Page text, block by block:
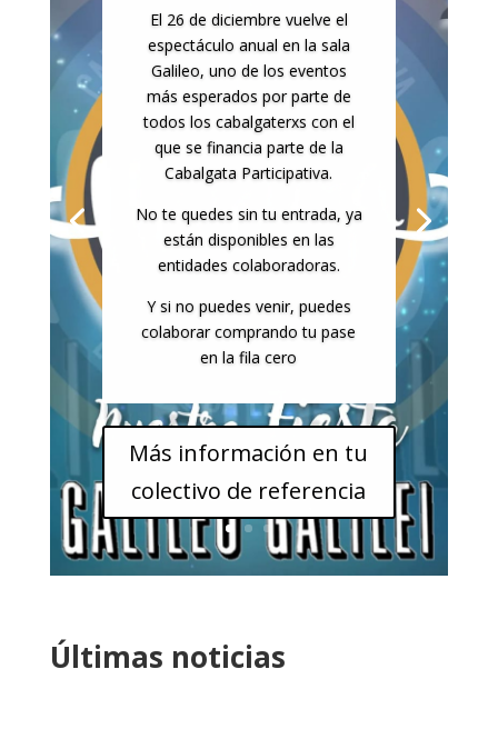
El 26 de diciembre vuelve el
espectáculo anual en la sala
Galileo, uno de los eventos
más esperados por parte de
todos los cabalgaterxs con el
que se financia parte de la
Cabalgata Participativa.
No te quedes sin tu entrada, ya
están disponibles en las
entidades colaboradoras.
Y si no puedes venir, puedes
colaborar comprando tu pase
en la fila cero
Más información en tu
colectivo de referencia
Últimas noticias